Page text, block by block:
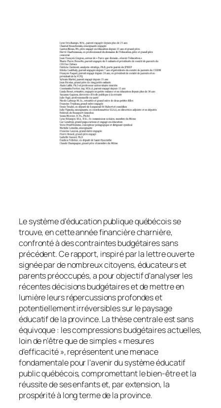
Le système d’éducation publique québécois se
trouve, en cette année financière charnière,
confronté à des contraintes budgétaires sans
précédent. Ce rapport, inspiré par la lettre ouverte
signée par de nombreux citoyens, éducateurs et
parents préoccupés, a pour objectif d’analyser les
récentes décisions budgétaires et de mettre en
lumière leurs répercussions profondes et
potentiellement irréversibles sur le paysage
éducatif de la province. La thèse centrale est sans
équivoque : les compressions budgétaires actuelles,
loin de n’être que de simples « mesures
d’efficacité », représentent une menace
fondamentale pour l’avenir du système éducatif
public québécois, compromettant le bien-être et la
réussite de ses enfants et, par extension, la
prospérité à long terme de la province.